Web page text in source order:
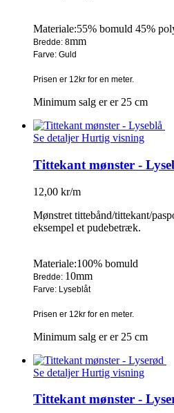
Materiale:55% bomuld 45%
Bredde: 8mm
Farve: Guld
Prisen er 12kr for en meter.
Minimum salg er er 25 cm
Se detaljerHurtig visning
Tittekant mønster -
12,00 kr/m
Mønstret tittebånd/tittekant/
eksempel et pudebetræk.
Materiale:100% bomuld
Bredde: 10mm
Farve: Lyseblåt
Prisen er 12kr for en meter.
Minimum salg er er 25 cm
Se detaljerHurtig visning
Tittekant mønster -